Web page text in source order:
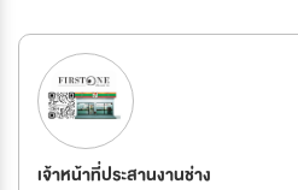
เจ้าหน้าที่ประสานงานช่าง